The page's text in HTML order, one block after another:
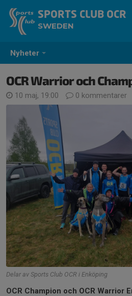
Nyheter
SPORTS CLUB OCR
SWEDEN
OCR Warrior och
10 maj, 19:00 0 kommentarer
Delar av Sports Club OCR i Enköping
OCR Champion och OCR Warrior